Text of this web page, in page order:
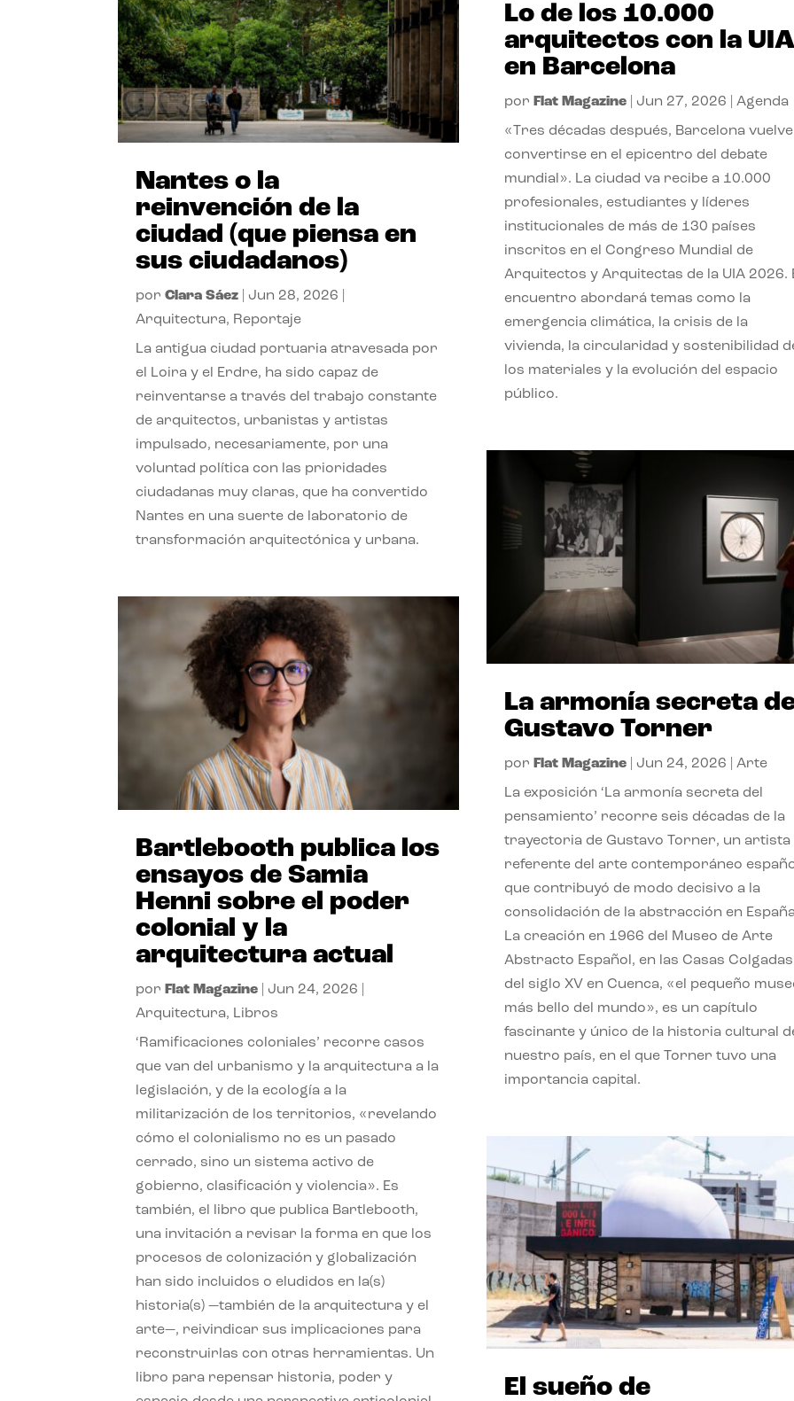
Nantes o la
reinvención de la
ciudad (que piensa en
sus ciudadanos)
porClara Sáez Jun 28, 2026
Arquitectura, Reportaje
La antigua ciudad portuaria atravesada por
el Loira y el Erdre, ha sido capaz de
reinventarse a través del trabajo constante
de arquitectos, urbanistas y artistas
impulsado, necesariamente, por una
voluntad política con las prioridades
ciudadanas muy claras, que ha convertido
Nantes en una suerte de laboratorio de
transformación arquitectónica y urbana.
Bartlebooth publica los
ensayos de Samia
Henni sobre el poder
colonial y la
arquitectura actual
por Flat Magazine Jun 24, 2026
Arquitectura, Libros
‘Ramificaciones coloniales’ recorre casos
que van del urbanismo y la arquitectura a la
legislación, y de la ecología a la
militarización de los territorios, «revelando
cómo el colonialismo no es un pasado
cerrado, sino un sistema activo de
gobierno, clasificación y violencia». Es
también, el libro que publica Bartlebooth,
una invitación a revisar la forma en que los
procesos de colonización y globalización
han sido incluidos o eludidos en la(s)
historia(s) —también de la arquitectura y el
arte—, reivindicar sus implicaciones para
reconstruirlas con otras herramientas. Un
libro para repensar historia, poder y
Lo de los 10.000
arquitectos con la UIA
en Barcelona
por Flat Magazine| Jun 27, 2026 Agenda
«Tres décadas después, Barcelona vuelve
convertirse en el epicentro del debate
mundial». La ciudad va recibe a 10.000
profesionales, estudiantes y líderes
institucionales de más de 130 países
inscritos en el Congreso Mundial de
Arquitectos y Arquitectas de la UIA 2026.
encuentro abordará temas como la
emergencia climática, la crisis de la
vivienda, la circularidad y sostenibilidad
los materiales y la evolución del espacio
público.
La armonía secreta
Gustavo Torner
por Flat Magazine| Jun 24, 2026 Arte
La exposición ‘La armonía secreta del
pensamiento’ recorre seis décadas de la
trayectoria de Gustavo Torner, un artista
referente del arte contemporáneo
que contribuyó de modo decisivo a la
consolidación de la abstracción en
La creación en 1966 del Museo de Arte
Abstracto Español, en las Casas Colgadas
del siglo XV en Cuenca, «el pequeño
más bello del mundo», es un capítulo
fascinante y único de la historia cultural
nuestro país, en el que Torner tuvo una
importancia capital.
El sueño de